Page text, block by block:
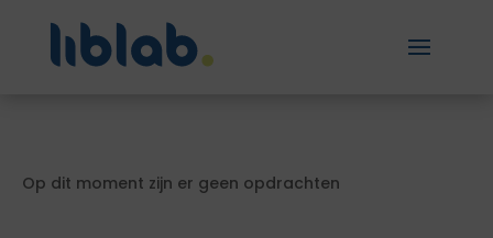
Op dit moment zijn er geen opdrachten